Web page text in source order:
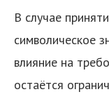
В случае
символическое
влияние на
остаётся